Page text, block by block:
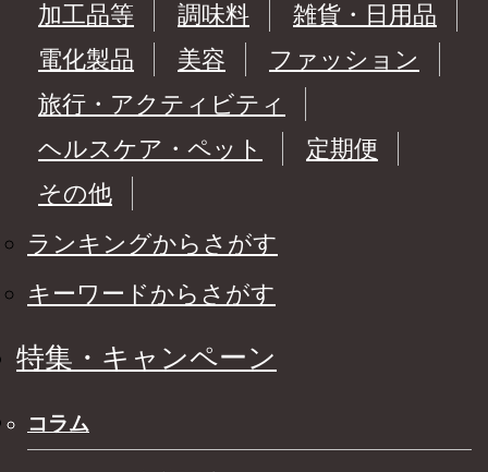
加工品等
調味料
雑貨・日用品
電化製品
美容
ファッション
旅行・アクティビティ
ヘルスケア・ペット
定期便
その他
ランキングからさがす
キーワードからさがす
特集・キャンペーン
コラム